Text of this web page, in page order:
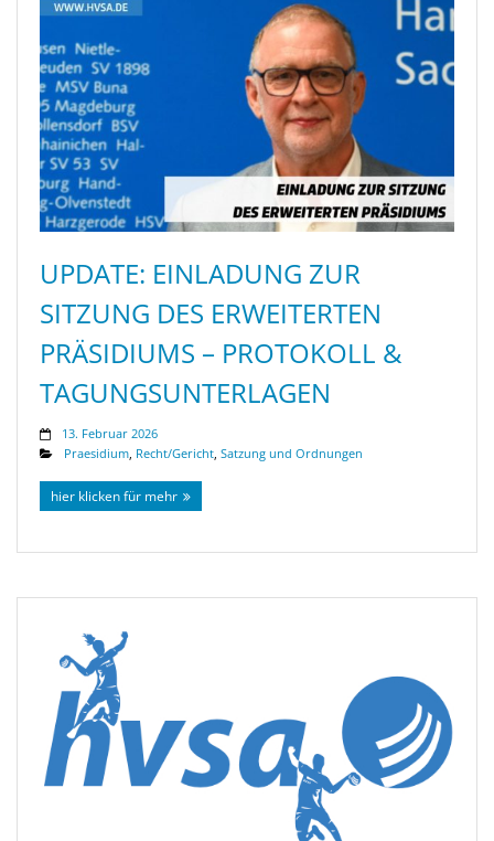
UPDATE: EINLADUNG ZUR
SITZUNG DES ERWEITERTEN
PRÄSIDIUMS – PROTOKOLL &
TAGUNGSUNTERLAGEN
13. Februar 2026
Praesidium, Recht/Gericht, Satzung und Ordnungen
hier klicken für mehr